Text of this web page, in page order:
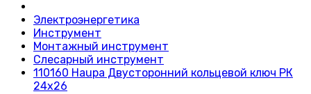
Электроэнергетика
Инструмент
Монтажный инструмент
Слесарный инструмент
110160 Haupa Двусторонний кольцевой ключ РК
24x26